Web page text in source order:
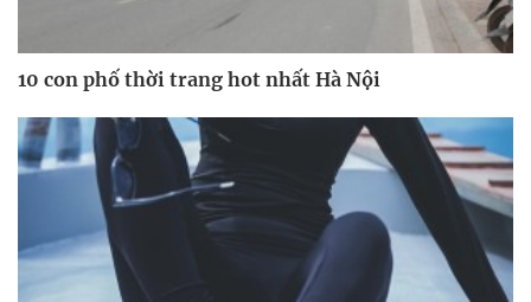
10 con phố thời trang hot nhất Hà Nội